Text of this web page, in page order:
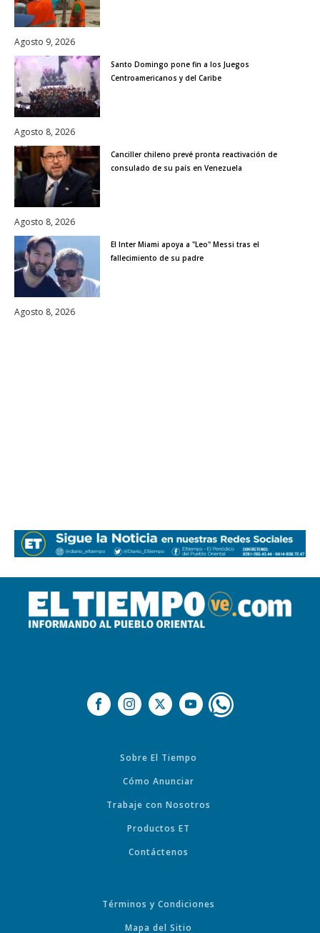
Agosto 9, 2026
Santo Domingo pone fin a los Juegos
Centroamericanos y del Caribe
Agosto 8, 2026
Canciller chileno prevé pronta reactivación de
consulado de su país en Venezuela
Agosto 8, 2026
El Inter Miami apoya a "Leo" Messi tras el
fallecimiento de su padre
Agosto 8, 2026
Sobre El Tiempo
Cómo Anunciar
Trabaje con Nosotros
Productos ET
Contáctenos
Términos y Condiciones
Mapa del Sitio